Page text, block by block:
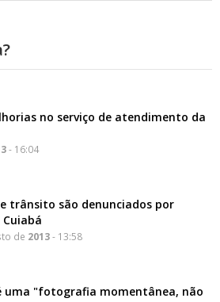
no serviço de atendimento da
- 16:04
trânsito são denunciados por
de 2013- 13:58
uma "fotografia momentânea, não